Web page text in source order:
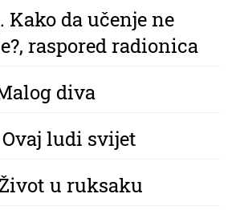
Kako da učenje ne
raspored radionica
diva
ludi svijet
u ruksaku